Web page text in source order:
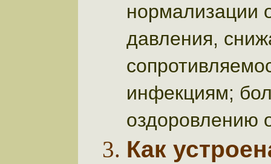
нормализации
давления,
инфекциям;
оздоровлению
Как